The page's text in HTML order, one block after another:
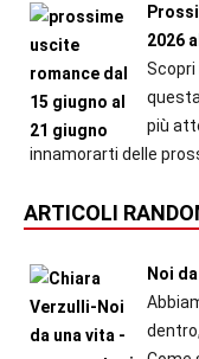
2026
Scopri
più
innamorarti delle
ARTICOLI
Noi